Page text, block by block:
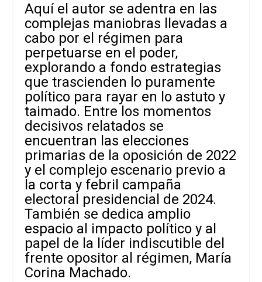
Aquí el autor se adentra en las
complejas maniobras llevadas a
cabo por el régimen para
perpetuarse en el poder,
explorando a fondo estrategias
que trascienden lo puramente
político para rayar en lo astuto y
taimado. Entre los momentos
decisivos relatados se
encuentran las elecciones
primarias de la oposición de 2022
y el complejo escenario previo a
la corta y febril campaña
electoral presidencial de 2024.
También se dedica amplio
espacio al impacto político y al
papel de la líder indiscutible del
frente opositor al régimen, María
Corina Machado.